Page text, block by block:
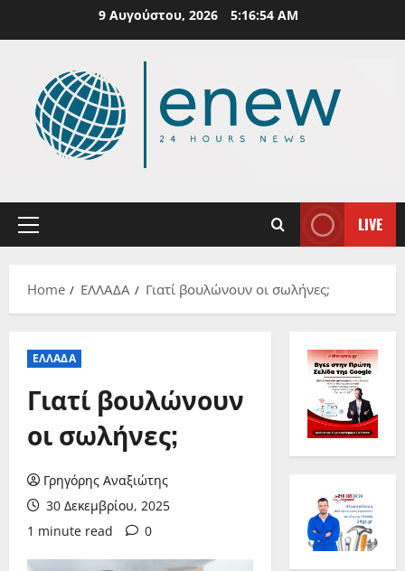
9 Αυγούστου, 2026 5:16:55 AM
Primary
LIVE
Home ΕΛΛΑΔΑ Γιατί βουλώνουν οι σωλήνες;
ΕΛΛΑΔΑ
Γιατί βουλώνουν
οι σωλήνες;
Γρηγόρης Αναξιώτης
30 Δεκεμβρίου, 2025
1 minute read
0